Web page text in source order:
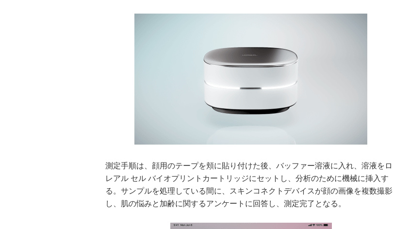
測定手順は、顔用のテープを頬に貼り付けた後、バッファー溶液に入れ、溶液をロ
レアル セル バイオプリントカートリッジにセットし、分析のために機械に挿入す
る。サンプルを処理している間に、スキンコネクトデバイスが顔の画像を複数撮影
し、肌の悩みと加齢に関するアンケートに回答し、測定完了となる。